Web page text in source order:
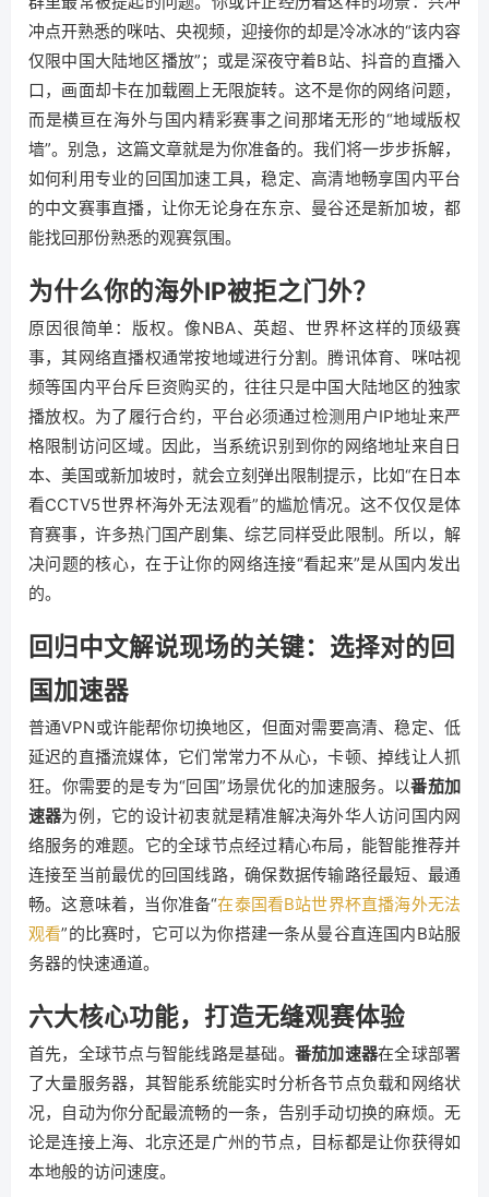
冲点开熟悉的咪咕、央视频，迎接你的却是冷冰冰的“该内容
仅限中国大陆地区播放”；或是深夜守着B站、抖音的直播入
口，画面却卡在加载圈上无限旋转。这不是你的网络问题，
而是横亘在海外与国内精彩赛事之间那堵无形的“地域版权
墙”。别急，这篇文章就是为你准备的。我们将一步步拆解，
如何利用专业的回国加速工具，稳定、高清地畅享国内平台
的中文赛事直播，让你无论身在东京、曼谷还是新加坡，都
能找回那份熟悉的观赛氛围。
为什么你的海外IP被拒之门外？
原因很简单：版权。像NBA、英超、世界杯这样的顶级赛
事，其网络直播权通常按地域进行分割。腾讯体育、咪咕视
频等国内平台斥巨资购买的，往往只是中国大陆地区的独家
播放权。为了履行合约，平台必须通过检测用户IP地址来严
格限制访问区域。因此，当系统识别到你的网络地址来自日
本、美国或新加坡时，就会立刻弹出限制提示，比如“在日本
看CCTV5世界杯海外无法观看”的尴尬情况。这不仅仅是体
育赛事，许多热门国产剧集、综艺同样受此限制。所以，解
决问题的核心，在于让你的网络连接“看起来”是从国内发出
的。
回归中文解说现场的关键：选择对的回
国加速器
普通VPN或许能帮你切换地区，但面对需要高清、稳定、低
延迟的直播流媒体，它们常常力不从心，卡顿、掉线让人抓
狂。你需要的是专为“回国”场景优化的加速服务。以番茄加
速器为例，它的设计初衷就是精准解决海外华人访问国内网
络服务的难题。它的全球节点经过精心布局，能智能推荐并
连接至当前最优的回国线路，确保数据传输路径最短、最通
畅。这意味着，当你准备“在泰国看B站世界杯直播海外无法
观看”的比赛时，它可以为你搭建一条从曼谷直连国内B站服
务器的快速通道。
六大核心功能，打造无缝观赛体验
首先，全球节点与智能线路是基础。 番茄加速器在全球部署
了大量服务器，其智能系统能实时分析各节点负载和网络状
况，自动为你分配最流畅的一条，告别手动切换的麻烦。无
论是连接上海、北京还是广州的节点，目标都是让你获得如
本地般的访问速度。